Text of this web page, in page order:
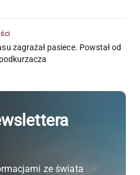
zagrażał pasiece. Powstał od
ze świata